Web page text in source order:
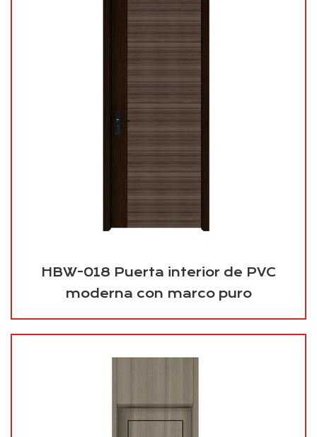
HBW-018 Puerta interior de PVC
moderna con marco puro